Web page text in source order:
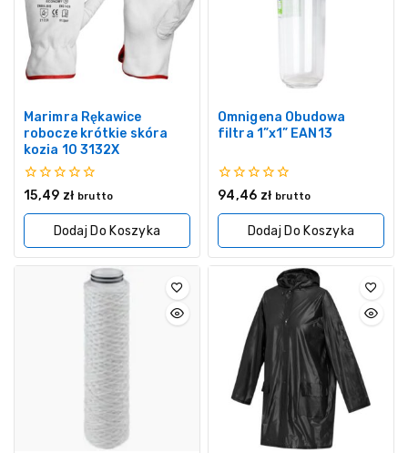
Marimra Rękawice
robocze krótkie skóra
kozia 10 3132X
0
5
15,49 zł brutto
Dodaj Do Koszyka
Omnigena Obudowa
filtra 1”x1” EAN13
0
5
94,46 zł brutto
Dodaj Do Koszyka